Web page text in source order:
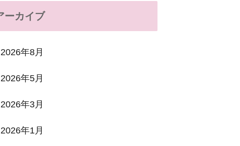
ーカイブ
2026年8月
2026年5月
2026年3月
2026年1月